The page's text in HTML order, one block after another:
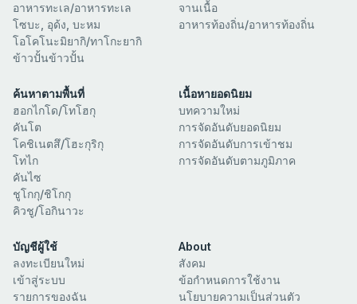
อาหารทะเล/อาหารทะเล
โซบะ, อุด้ง, บะหม
โอโคโนะมิยากิ/ทาโกะยากิ
ข้าวปั้นข้าวปั้น
จานเนื้อ
อาหารท้องถิ่น/อาหารท้องถิ่น
ค้นหาตามพื้นที่
ฮอกไกโด/โทโฮกุ
คันโต
โคชิเนตสึ/โฮะกุริกุ
โทไก
คันไซ
ชูโกกุ/ชิโกกุ
คิวชู/โอกินาวะ
เนื้อหายอดนิยม
บทความใหม่
การจัดอันดับยอดนิยม
การจัดอันดับการเข้าชม
การจัดอันดับตามภูมิภาค
บัญชีผู้ใช้
ลงทะเบียนใหม่
เข้าสู่ระบบ
รายการของฉัน
About
สังคม
ข้อกำหนดการใช้งาน
นโยบายความเป็นส่วนตัว